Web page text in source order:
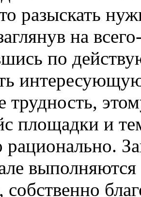
разыскать
на
по
трудность,
площадки и
рационально.
собственно